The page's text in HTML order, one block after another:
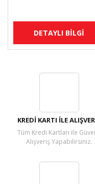
DETAYLI BİLGİ
KREDİ KARTI İLE
Tüm Kredi Kartları ile
Alışveriş Yapabilirsiniz.